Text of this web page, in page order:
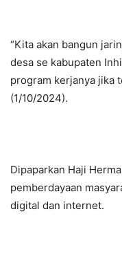
“Kita akan bangun
desa se kabupaten
program kerjanya jika
(1/10/2024).
Dipaparkan Haji
pemberdayaan
digital dan internet.